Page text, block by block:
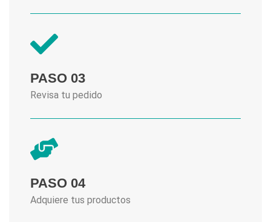
PASO 03
Revisa tu pedido
PASO 04
Adquiere tus productos